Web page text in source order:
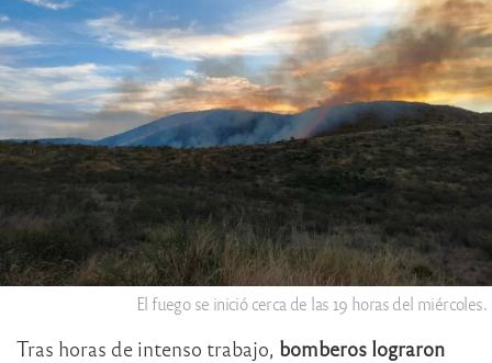
El fuego se inició cerca de las 19 horas del miércoles.
Tras horas de intenso trabajo, bomberos lograron